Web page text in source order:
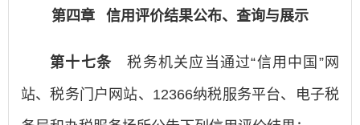
第四章 信用评价结果公布、查询与展示
第十七条 税务机关应当通过“信用中国”网
站、税务门户网站、12366纳税服务平台、电子税